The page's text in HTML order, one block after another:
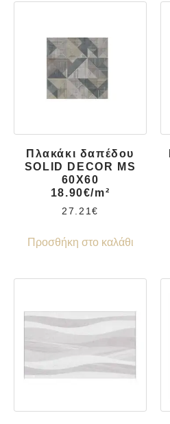
Πλακάκι δαπέδου
SOLID DECOR MS
60X60
18.90€/m²
27.21€
Προσθήκη στο καλάθι